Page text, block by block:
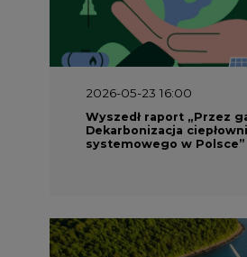
2026-05-23 16:00
Wyszedł raport „Przez
Dekarbonizacja
systemowego w Polsce”